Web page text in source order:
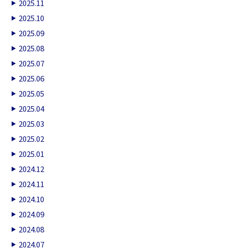
2025.11
2025.10
2025.09
2025.08
2025.07
2025.06
2025.05
2025.04
2025.03
2025.02
2025.01
2024.12
2024.11
2024.10
2024.09
2024.08
2024.07